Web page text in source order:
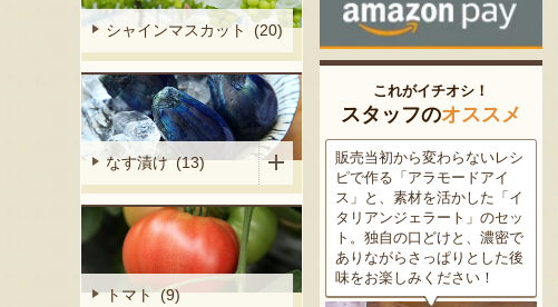
シャインマスカット (20)
なす漬け (13)
トマト (9)
これがイチオシ！
スタッフのオススメ
販売当初から変わらないレシ
ピで作る「アラモードアイ
ス」と、素材を活かした「イ
タリアンジェラート」のセッ
ト。独自の口どけと、濃密で
ありながらさっぱりとした後
味をお楽しみください！
この道50年の大ベテラン農家
が育てた美味しい新潟枝豆・
茶豆！手塩にかけて育てた枝
豆の甘味と深い香り、コクの
ある旨味を是非一度お試し下
さい。お中元にもオススメ！